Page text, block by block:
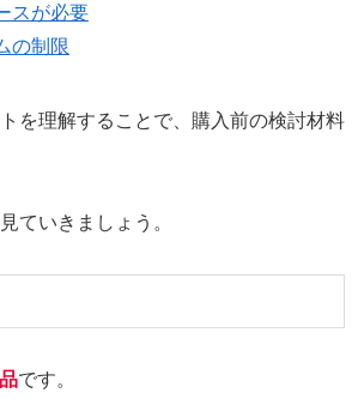
スが必要
の制限
を理解することで、購入前の検討材料
ていきましょう。
です。